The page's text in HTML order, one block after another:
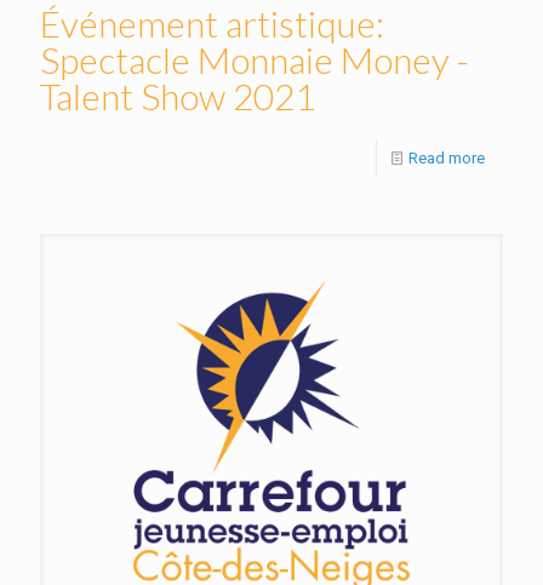
Événement artistique:
Spectacle Monnaie Money -
Talent Show 2021
Read more